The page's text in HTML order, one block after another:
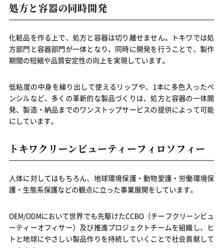
処方と容器の同時開発
化粧品を作る上で、処方と容器は切り離せません。トキワでは処
方部門と容器部門が一体となり、同時に開発を行うことで、製作
期間の短縮や品質安定性の向上を実現しています。
低粘度の中身を繰り出して使えるリップや、1本に多色入ったペ
ンシルなど、多くの革新的な製品づくりは、処方と容器の一体開
発、製造・納品までのワンストップサービスの提供によって可能
にしています。
トキワクリーンビューティーフィロソフィー
人体に対してはもちろん、地球環境保護・動物愛護・労働環境保
護・生態系保護などの観点に立った事業展開をしています。
OEM/ODMにおいて世界でも先駆けたCCBO（チーフクリーンビュ
ーティーオフィサー）及び推進プロジェクトチームを組織し、ヒ
トと地球にやさしい製品作りを持続していくことで社会貢献して